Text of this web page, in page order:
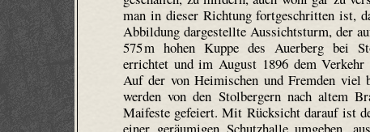
man in dieser Richtung fortgeschritten ist,
Abbildung dargestellte Aussichtsturm, der
575 m hohen Kuppe des Auerberg bei
errichtet und im August 1896 dem Verkehr
Auf der von Heimischen und Fremden viel
werden von den Stolbergern nach altem
Maifeste gefeiert. Mit Rücksicht darauf ist